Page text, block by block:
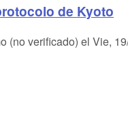
de Kyoto
(no verificado) el Vie,